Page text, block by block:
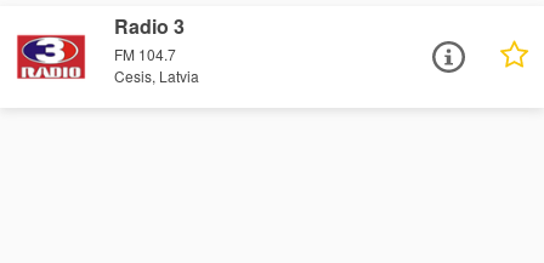
Radio 3
FM 104.7
Cesis, Latvia